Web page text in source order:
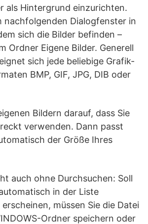
als Hintergrund einzurichten.
nachfolgenden Dialogfenster in
sich die Bilder befinden –
Ordner Eigene Bilder. Generell
sich jede beliebige Grafik-
BMP, GIF, JPG, DIB oder
Bildern darauf, dass Sie
verwenden. Dann passt
der Größe Ihres
auch ohne Durchsuchen: Soll
in der Liste
müssen Sie die Datei
Ordner speichern oder